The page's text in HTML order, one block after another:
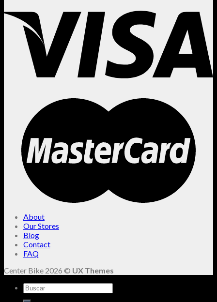
About
Our Stores
Blog
Contact
FAQ
Center Bike 2026 © UX Themes
Buscar
por: